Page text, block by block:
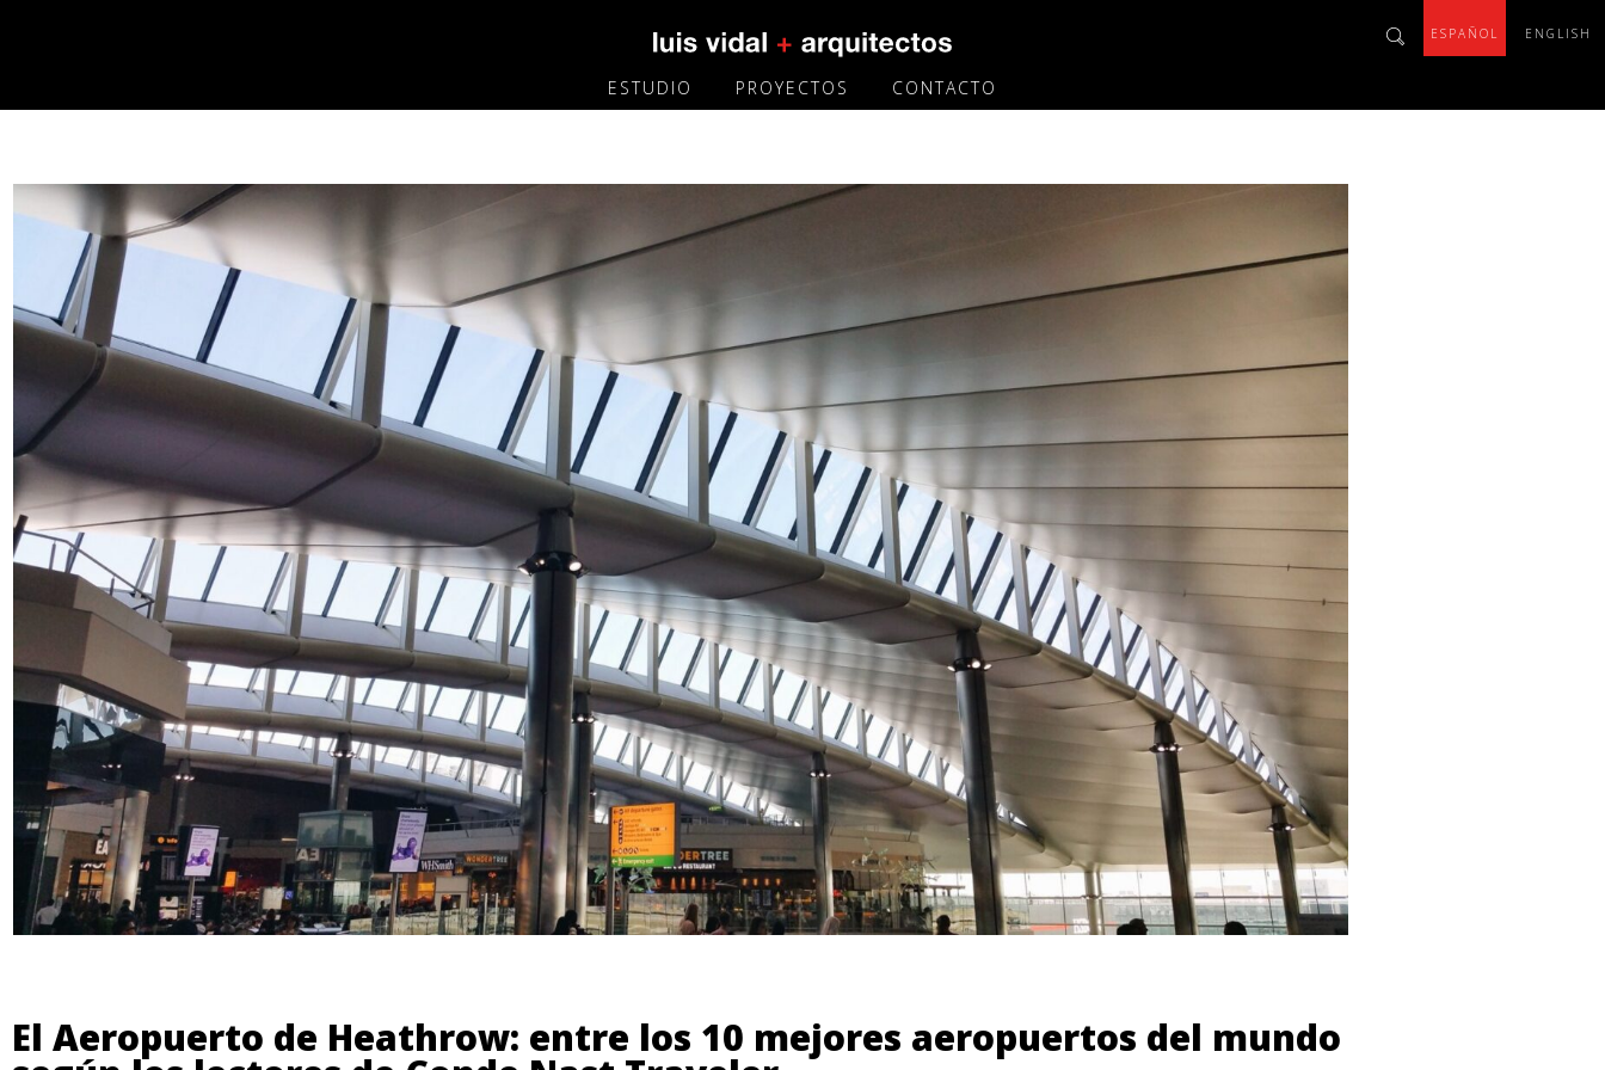
ESPAÑOL ENGLISH
ESTUDIO PROYECTOS CONTACTO
El Aeropuerto de Heathrow: entre los 10 mejores aeropuertos del mundo